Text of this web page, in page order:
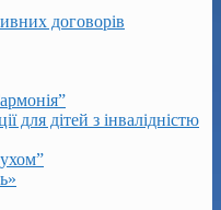
договорів
для дітей з інвалідністю